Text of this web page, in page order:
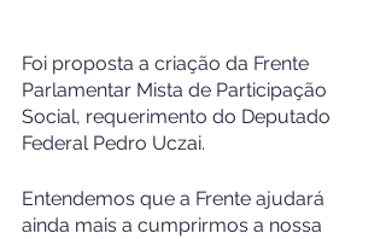
Foi proposta a criação da Frente
Parlamentar Mista de Participação
Social, requerimento do Deputado
Federal Pedro Uczai.
Entendemos que a Frente ajudará
ainda mais a cumprirmos a nossa